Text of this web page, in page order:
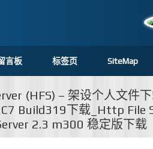
言板 标签页 SiteMap
(HFS) – 架设个人文件
Build319下载_Http File
2.3 m300 稳定版下载